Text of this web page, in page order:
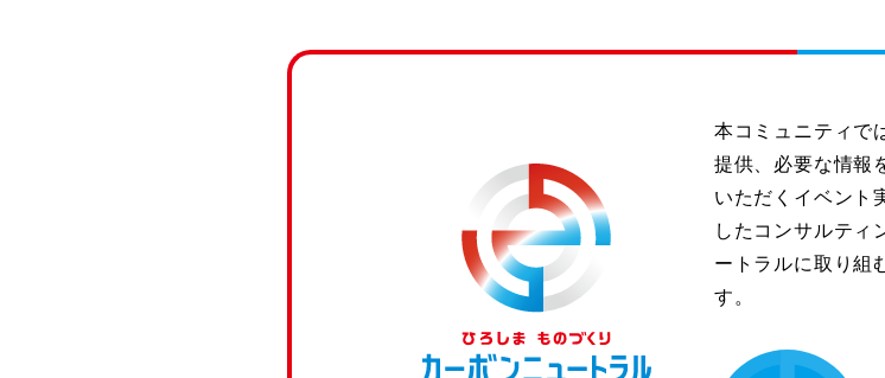
本コミュニティで
提供、必要な情報
いただくイベント
したコンサルティ
ートラルに取り組
す。